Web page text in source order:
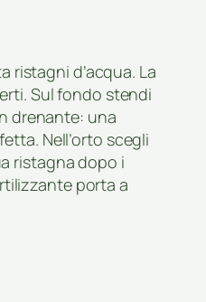
ristagni d’acqua. La
Sul fondo stendi
drenante: una
Nell’orto scegli
ristagna dopo i
porta a